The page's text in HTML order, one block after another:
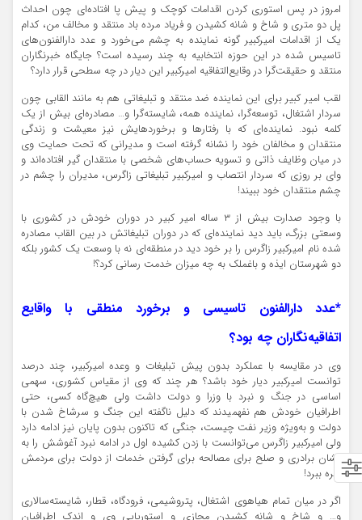
امروز در پس استوری کردن اقدامات کوچک و پیش پا افتاده‌ای چون احداث
پل دو متری و شاخ و شانه کشیدن و فریاد مرده باد منتقد و مخالف من، کدام
یک از اقدامات امیرکبیر گونه نماینده به چشم می‌خورد و عدد دارالفنون‌های
تاسیس شده در این حوزه انتخابیه به چند رسیده است؟ جایگاه خبرنگاران
منتقد و حقیقت‌گرا در وقایع‌التفاقیه امیرکبیر این دیار در چه سطحی قرار دارد؟
لقب امیر کبیر برای این نماینده ضد منتقد و تبلیغاتی هم به مانند القابی چون
سردار اشتغال، توسعه‌گرا، نماینده همه، شایسته‌گرا و… مصادره‌ای بیش از یک
کلمه نبود. نماینده‌ای که با رفتارها و برخوردهایش نیز معیشت و زندگی
منتقدان و مخالفان خود را نشانه گرفته است و مدیرانی که تحت حمایت وی
در میان وظایف ذاتی و تسویه حساب‌های شخصی با منتقدان گیر افتاده‌اند و
وای بر روزی که سردار انتصاب و امیرکبیر تبلیغاتی زاگرس، مدیران را چشم در
چشم منتقدان خود ببیند!
با وجود صدارت بیش از ۳ ساله امیر کبیر در دوران خودش در کشوری با
وسعتی بزرگ، باید دید نماینده‌ای که در دوران تبلیغاتش در بین القاب مصادره
شده نام امیرکبیر زاگرس را بر خود دید در منطقه‌ای نه با وسعت یک کشور بلکه
دو شهرستان ایذه و باغملک به چه میزان خدمت رسانی کرد؟!
*عدد دارالفنون تاسیسی و برخورد منطقی با واقایع
اتفاقیه‌نگاران چه بود؟
وی در مقایسه با عملکرد بدون پیش تبلیغات و وعده امیرکبیر، چند درصد
توانست امیرکبیر دیار خود باشد؟ هر چند که وی از مقیاس کشوری، سهمی
اساسی در جنگ و نبرد با وزرا و دولت داشت ولی هیچ‌گاه کسی، حتی
اطرافیان خودش هم نفهمیدند که دلیل ناگفته این جنگ و سرشاخ شدن با
دولت و به‌ویژه وزیر نفت چیست، جنگی که تاکنون بدون پایان نیز ادامه دارد
ولی امیرکبیر زاگرس می‌توانست با زدن کشیده اول در ادامه نبرد آغوشش را به
نشان برادری و صلح برای مصالحه برای گرفتن خدمات از دولت برای مردمش
بهره ببرد!
اگر در میان تمام هیاهوی اشتغال، پتروشیمی، فرودگاه، قطار، شایسته‌سالاری
و… و شاخ و شانه کشیدن مجازی و استوریایی وی و اندک اطرافیان